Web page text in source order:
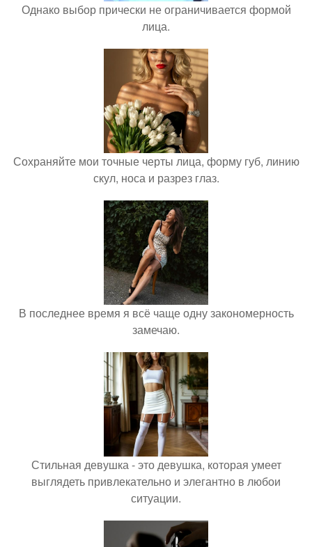
Однако выбор прически не ограничивается формой
лица.
Сохраняйте мои точные черты лица, форму губ, линию
скул, носа и разрез глаз.
В последнее время я всё чаще одну закономерность
замечаю.
Стильная девушка - это девушка, которая умеет
выглядеть привлекательно и элегантно в любои
ситуации.